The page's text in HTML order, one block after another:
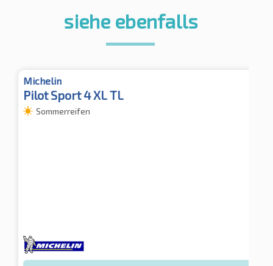
siehe ebenfalls
Michelin
Pilot Sport 4 XL TL
Sommerreifen